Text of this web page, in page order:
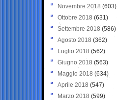
Novembre 2018 (603)
Ottobre 2018 (631)
Settembre 2018 (586)
Agosto 2018 (362)
Luglio 2018 (562)
Giugno 2018 (563)
Maggio 2018 (634)
Aprile 2018 (547)
Marzo 2018 (599)